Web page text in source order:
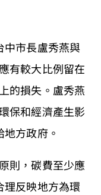
中市長盧秀燕與
有較大比例留在
的損失。盧秀燕
保和經濟產生影
方政府。
則，碳費至少應
反映地方為環